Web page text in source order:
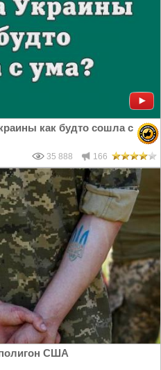
как будто сошла с
35 888 166
полигон США